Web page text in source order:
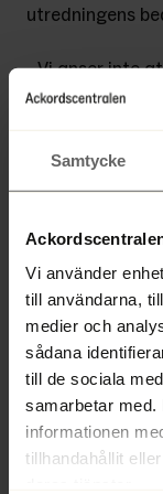
Samtycke
Vi använder
till användarna,
medier och
sådana
till de sociala
samarbetar
informationen
tillhandahållit
utredningens
- Vi anser inte
om höjda
expert
Även
med som
liksom FAR,
förslag
menar att
möjlighet att ta
eller den